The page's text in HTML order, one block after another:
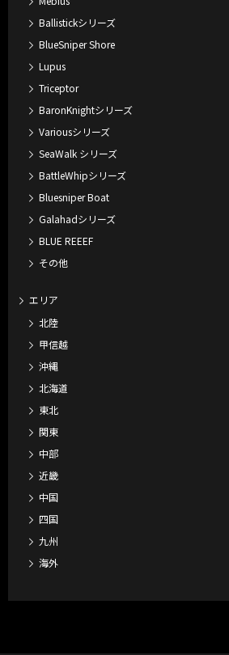
Ballistickシリーズ
BlueSniper Shore
Lupus
Triceptor
BaronKnightシリーズ
Variousシリーズ
SeaWalk シリーズ
BattleWhipシリーズ
Bluesniper Boat
Galahadシリーズ
BLUE REEEF
その他
エリア
北陸
甲信越
沖縄
北海道
東北
関東
中部
近畿
中国
四国
九州
海外